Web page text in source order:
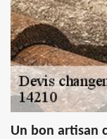
Un bon artisan